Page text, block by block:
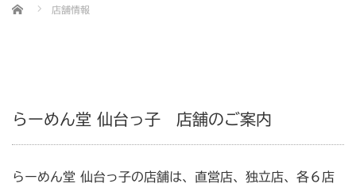
Home 店舗情報
らーめん堂 仙台っ子 店舗のご案内
らーめん堂 仙台っ子の店舗は、直営店、独立店、各６店